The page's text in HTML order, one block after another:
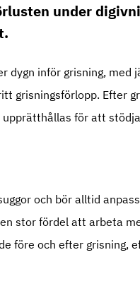
under
dygn inför grisning, med
grisningsförlopp. Efter
för att
och bör alltid
stor fördel att arbeta
före och efter grisning,